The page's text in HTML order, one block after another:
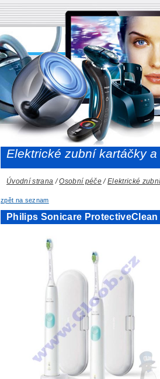
Elektrické zubní kartáčky
Úvodní strana /Osobní péče/Elektrické
zpět na seznam
Philips Sonicare ProtectiveClean